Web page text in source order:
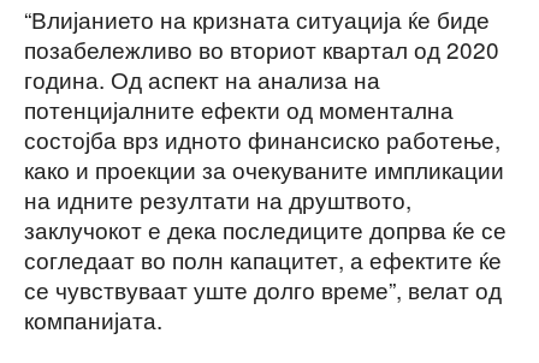
“Влијанието на кризната ситуација ќе биде
позабележливо во вториот квартал од 2020
година. Од аспект на анализа на
потенцијалните ефекти од моментална
состојба врз идното финансиско работење,
како и проекции за очекуваните импликации
на идните резултати на друштвото,
заклучокот е дека последиците допрва ќе се
согледаат во полн капацитет, а ефектите ќе
се чувствуваат уште долго време”, велат од
компанијата.